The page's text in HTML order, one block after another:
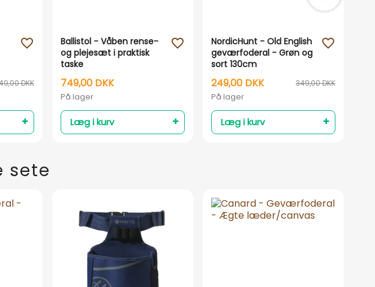
DKK
favorite_outline
Ballistol - Våben rense-
og plejesæt i praktisk
taske
749,00 DKK
På lager
Læg i kurv
favorite_outline
NordicHunt - Old English
geværfoderal - Grøn og
sort 130cm
349,00 DKK
249,00 DKK
På lager
Læg i kurv
favorite_outline
sete